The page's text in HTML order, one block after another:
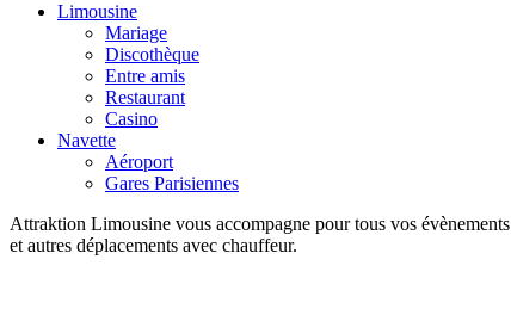
Limousine
Mariage
Discothèque
Entre amis
Restaurant
Casino
Navette
Aéroport
Gares Parisiennes
Attraktion Limousine vous accompagne pour tous vos évènements
et autres déplacements avec chauffeur.